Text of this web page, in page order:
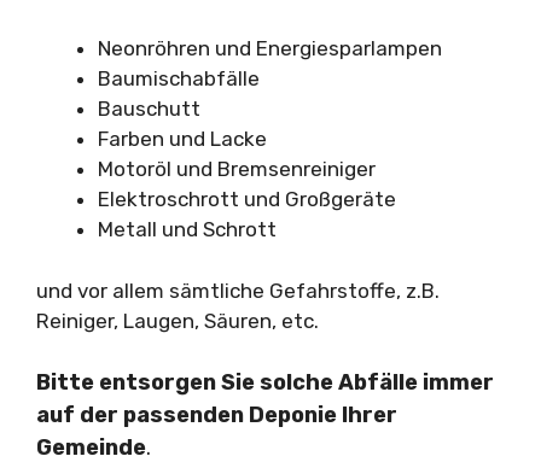
Neonröhren und Energiesparlampen
Baumischabfälle
Bauschutt
Farben und Lacke
Motoröl und Bremsenreiniger
Elektroschrott und Großgeräte
Metall und Schrott
und vor allem sämtliche Gefahrstoffe, z.B.
Reiniger, Laugen, Säuren, etc.
Bitte entsorgen Sie solche Abfälle immer
auf der passenden Deponie Ihrer
Gemeinde.